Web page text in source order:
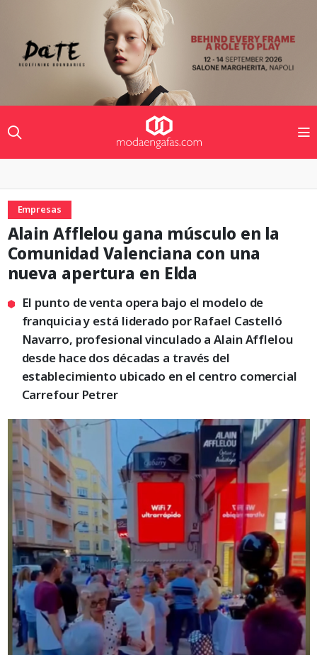
Empresas
Alain Afflelou gana músculo en la
Comunidad Valenciana con una
nueva apertura en Elda
El punto de venta opera bajo el modelo de
franquicia y está liderado por Rafael Castelló
Navarro, profesional vinculado a Alain Afflelou
desde hace dos décadas a través del
establecimiento ubicado en el centro comercial
Carrefour Petrer